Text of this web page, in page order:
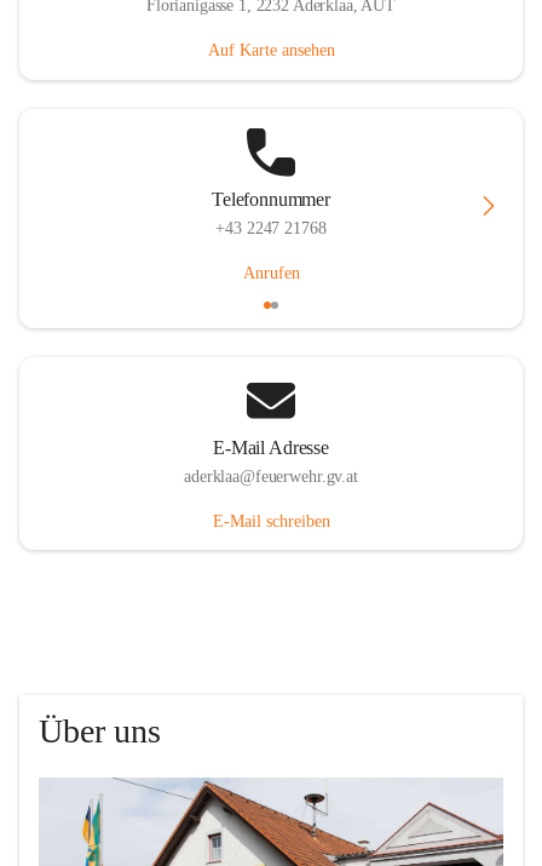
Florianigasse 1, 2232 Aderklaa, AUT
Auf Karte ansehen
Telefonnummer
+43 2247 21768
Anrufen
E-Mail Adresse
aderklaa@feuerwehr.gv.at
E-Mail schreiben
Über uns